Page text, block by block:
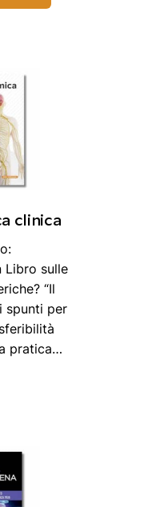
clinica
Libro sulle
“Il
spunti per
pratica…